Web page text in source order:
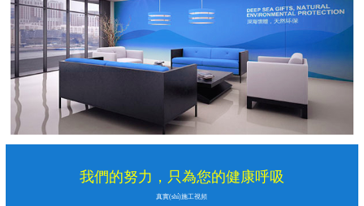
我們的努力，只為您的健康呼吸
真實(shí)施工視頻